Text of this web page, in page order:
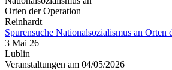
Spurensuche Nationalsozialismus an Orten
3 Mai 26
Lublin
Veranstaltungen am 04/05/2026